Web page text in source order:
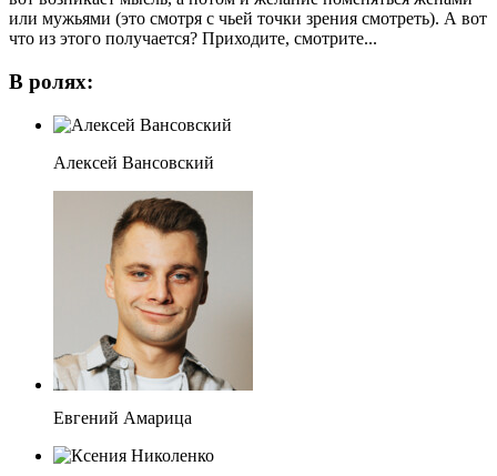
или мужьями (это смотря с чьей точки зрения смотреть). А вот
что из этого получается? Приходите, смотрите...
В ролях:
Алексей Вансовский
Евгений Амарица